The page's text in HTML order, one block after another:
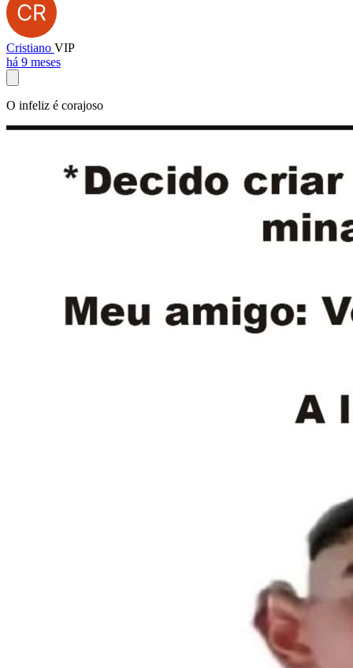
Cristiano VIP
há 9 meses
O infeliz é corajoso